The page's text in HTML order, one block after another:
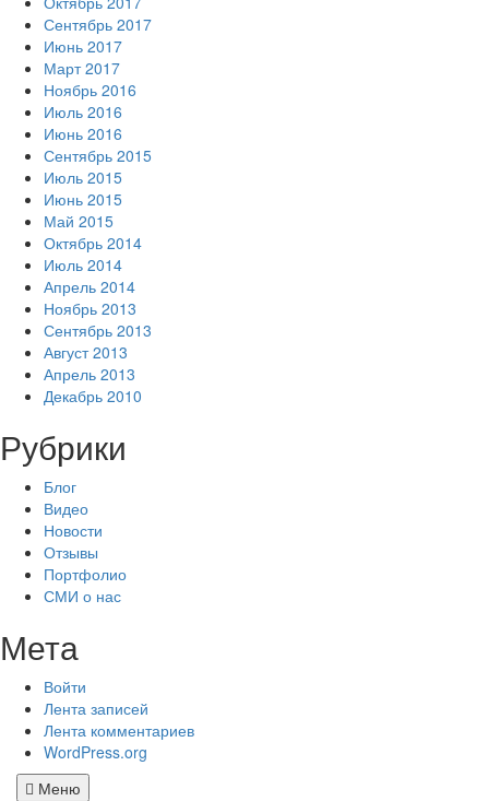
Сентябрь 2017
Июнь 2017
Март 2017
Ноябрь 2016
Июль 2016
Июнь 2016
Сентябрь 2015
Июль 2015
Июнь 2015
Май 2015
Октябрь 2014
Июль 2014
Апрель 2014
Ноябрь 2013
Сентябрь 2013
Август 2013
Апрель 2013
Декабрь 2010
Рубрики
Блог
Видео
Новости
Отзывы
Портфолио
СМИ о нас
Мета
Войти
Лента записей
Лента комментариев
WordPress.org
Меню